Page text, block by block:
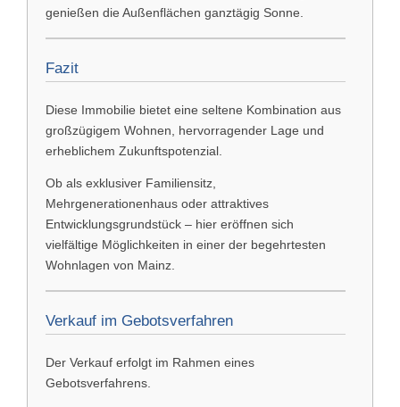
genießen die Außenflächen ganztägig Sonne.
Fazit
Diese Immobilie bietet eine seltene Kombination aus
großzügigem Wohnen, hervorragender Lage und
erheblichem Zukunftspotenzial.
Ob als exklusiver Familiensitz,
Mehrgenerationenhaus oder attraktives
Entwicklungsgrundstück – hier eröffnen sich
vielfältige Möglichkeiten in einer der begehrtesten
Wohnlagen von Mainz.
Verkauf im Gebotsverfahren
Der Verkauf erfolgt im Rahmen eines
Gebotsverfahrens.